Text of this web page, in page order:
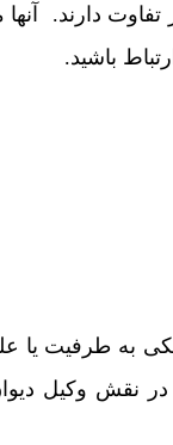
تفاوت دارند.
باشید.
به طرفیت یا
در نقش وکیل